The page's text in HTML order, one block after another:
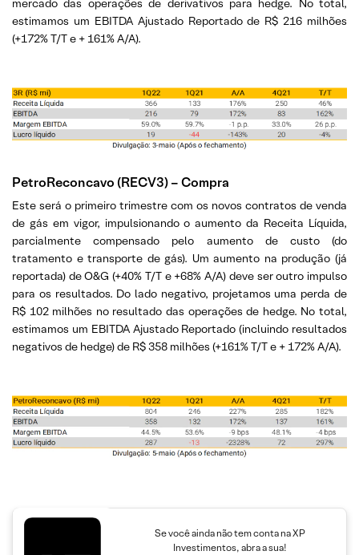
mercado das operações de derivativos para hedge. No total,
estimamos um EBITDA Ajustado Reportado de R$ 216 milhões
(+172% T/T e + 161% A/A).
PetroReconcavo (RECV3) – Compra
Este será o primeiro trimestre com os novos contratos de venda
de gás em vigor, impulsionando o aumento da Receita Líquida,
parcialmente compensado pelo aumento de custo (do
tratamento e transporte de gás). Um aumento na produção (já
reportada) de O&G (+40% T/T e +68% A/A) deve ser outro impulso
para os resultados. Do lado negativo, projetamos uma perda de
R$ 102 milhões no resultado das operações de hedge. No total,
estimamos um EBITDA Ajustado Reportado (incluindo resultados
negativos de hedge) de R$ 358 milhões (+161% T/T e + 172% A/A).
Se você ainda não tem conta na XP
Investimentos, abra a sua!